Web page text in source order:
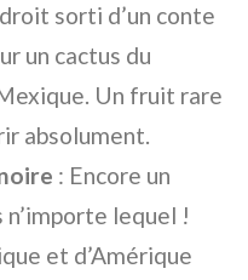
sorti d’un conte
un cactus du
Un fruit rare
absolument.
: Encore un
n’importe lequel !
et d’Amérique